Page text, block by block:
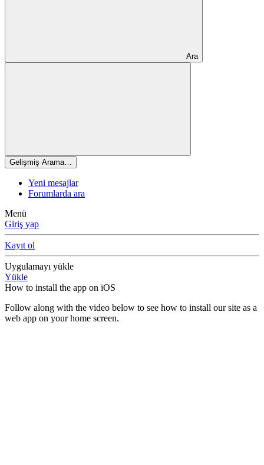
Ara
Gelişmiş Arama…
Yeni mesajlar
Forumlarda ara
Menü
Giriş yap
Kayıt ol
Uygulamayı yükle
Yükle
How to install the app on iOS
Follow along with the video below to see how to install our site as a
web app on your home screen.